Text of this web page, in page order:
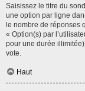
Saisissez le titre du
une option par ligne
le nombre de réponses
« Option(s) par
pour une durée
vote.
Haut